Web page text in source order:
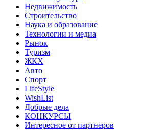
Недвижимость
Строительство
Наука и образование
Технологии и медиа
Рынок
Туризм
ЖКХ
Авто
Спорт
LifeStyle
WishList
Добрые дела
КОНКУРСЫ
Интересное от партнеров